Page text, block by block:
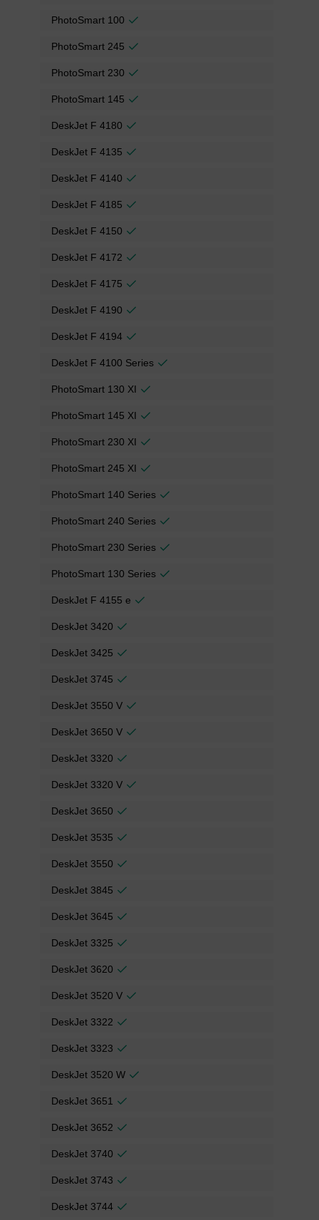
PhotoSmart 100
PhotoSmart 245
PhotoSmart 230
PhotoSmart 145
DeskJet F 4180
DeskJet F 4135
DeskJet F 4140
DeskJet F 4185
DeskJet F 4150
DeskJet F 4172
DeskJet F 4175
DeskJet F 4190
DeskJet F 4194
DeskJet F 4100 Series
PhotoSmart 130 XI
PhotoSmart 145 XI
PhotoSmart 230 XI
PhotoSmart 245 XI
PhotoSmart 140 Series
PhotoSmart 240 Series
PhotoSmart 230 Series
PhotoSmart 130 Series
DeskJet F 4155 e
DeskJet 3420
DeskJet 3425
DeskJet 3745
DeskJet 3550 V
DeskJet 3650 V
DeskJet 3320
DeskJet 3320 V
DeskJet 3650
DeskJet 3535
DeskJet 3550
DeskJet 3845
DeskJet 3645
DeskJet 3325
DeskJet 3620
DeskJet 3520 V
DeskJet 3322
DeskJet 3323
DeskJet 3520 W
DeskJet 3651
DeskJet 3652
DeskJet 3740
DeskJet 3743
DeskJet 3744